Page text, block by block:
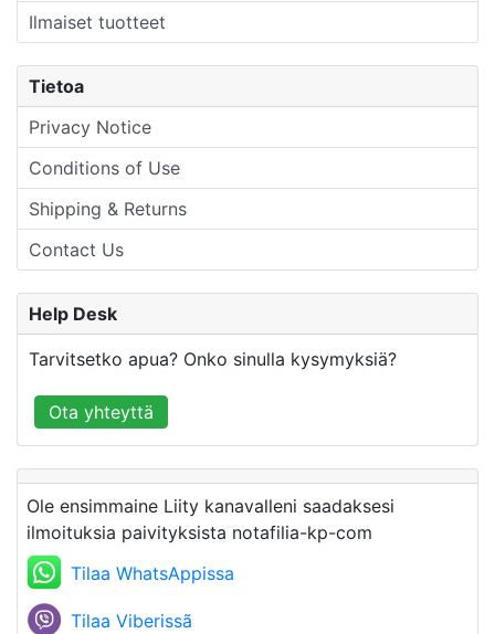
Ilmaiset tuotteet
Tietoa
Privacy Notice
Conditions of Use
Shipping & Returns
Contact Us
Help Desk
Tarvitsetko apua? Onko sinulla kysymyksiä?
Ota yhteyttä
Ole ensimmaine Liity kanavalleni saadaksesi
ilmoituksia paivityksista notafilia-kp-com
Tilaa WhatsAppissa
Tilaa Viberissã